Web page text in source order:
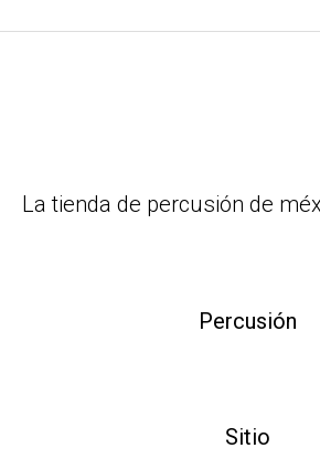
La tienda de percusión de
Percusión
Sitio